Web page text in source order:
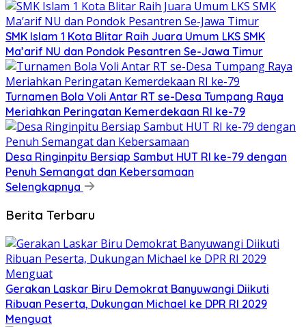
SMK Islam 1 Kota Blitar Raih Juara Umum LKS SMK
Ma’arif NU dan Pondok Pesantren Se-Jawa Timur
Turnamen Bola Voli Antar RT se-Desa Tumpang Raya
Meriahkan Peringatan Kemerdekaan RI ke-79
Desa Ringinpitu Bersiap Sambut HUT RI ke-79 dengan
Penuh Semangat dan Kebersamaan
Selengkapnya
Berita Terbaru
Gerakan Laskar Biru Demokrat Banyuwangi Diikuti
Ribuan Peserta, Dukungan Michael ke DPR RI 2029
Menguat